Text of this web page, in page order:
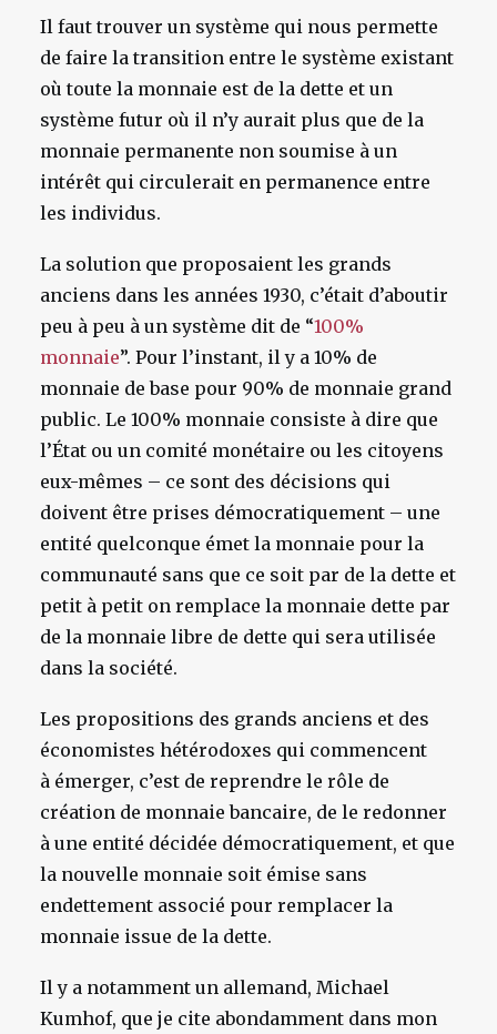
Il faut trouver un système qui nous permette
de faire la transition entre le système existant
où toute la monnaie est de la dette et un
système futur où il n’y aurait plus que de la
monnaie permanente non soumise à un
intérêt qui circulerait en permanence entre
les individus.
La solution que proposaient les grands
anciens dans les années 1930, c’était d’aboutir
peu à peu à un système dit de “100%
monnaie”. Pour l’instant, il y a 10% de
monnaie de base pour 90% de monnaie grand
public. Le 100% monnaie consiste à dire que
l’État ou un comité monétaire ou les citoyens
eux-mêmes – ce sont des décisions qui
doivent être prises démocratiquement – une
entité quelconque émet la monnaie pour la
communauté sans que ce soit par de la dette et
petit à petit on remplace la monnaie dette par
de la monnaie libre de dette qui sera utilisée
dans la société.
Les propositions des grands anciens et des
économistes hétérodoxes qui commencent
à émerger, c’est de reprendre le rôle de
création de monnaie bancaire, de le redonner
à une entité décidée démocratiquement, et que
la nouvelle monnaie soit émise sans
endettement associé pour remplacer la
monnaie issue de la dette.
Il y a notamment un allemand, Michael
Kumhof, que je cite abondamment dans mon